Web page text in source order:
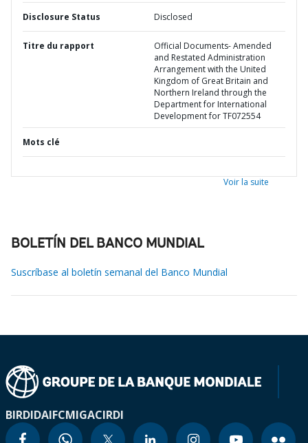
Disclosure Status Disclosed
Titre du rapport
Official Documents- Amended
and Restated Administration
Arrangement with the United
Kingdom of Great Britain and
Northern Ireland through the
Department for International
Development for TF072554
Mots clé
Voir la suite
BOLETÍN DEL BANCO MUNDIAL
Suscríbase al boletín semanal del Banco Mundial
BIRDIDAIFCMIGACIRDI